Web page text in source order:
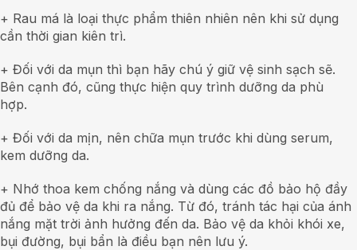
+ Rau má là loại thực phẩm thiên nhiên nên khi sử dụng
cần thời gian kiên trì.
+ Đối với da mụn thì bạn hãy chú ý giữ vệ sinh sạch sẽ.
Bên cạnh đó, cũng thực hiện quy trình dưỡng da phù
hợp.
+ Đối với da mịn, nên chữa mụn trước khi dùng serum,
kem dưỡng da.
+ Nhớ thoa kem chống nắng và dùng các đồ bảo hộ đầy
đủ để bảo vệ da khi ra nắng. Từ đó, tránh tác hại của ánh
nắng mặt trời ảnh hưởng đến da. Bảo vệ da khỏi khói xe,
bụi đường, bụi bẩn là điều bạn nên lưu ý.